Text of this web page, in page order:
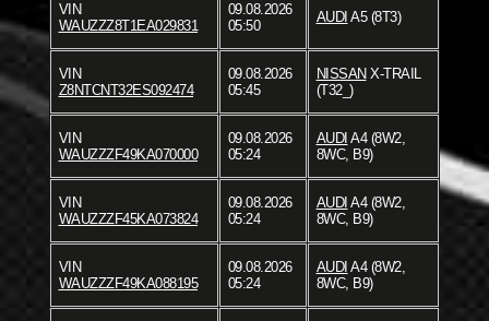
VIN
WAUZZZ8T1EA029831
09.08.2026
05:50
AUDI A5 (8T3)
VIN
Z8NTCNT32ES092474
09.08.2026
05:45
NISSAN X-TRAIL
(T32_)
VIN
WAUZZZF49KA070000
09.08.2026
05:24
AUDI A4 (8W2,
8WC, B9)
VIN
WAUZZZF45KA073824
09.08.2026
05:24
AUDI A4 (8W2,
8WC, B9)
VIN
WAUZZZF49KA088195
09.08.2026
05:24
AUDI A4 (8W2,
8WC, B9)